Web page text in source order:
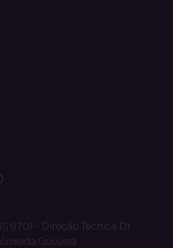
970) - Direção Técnica Dr.
Gouveia